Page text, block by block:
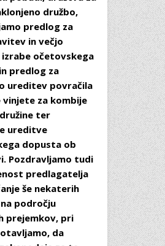
družbo,
predlog za
in večjo
očetovskega
predlog za
ureditev povračila
vinjete za kombije
ter
ureditve
dopusta ob
Pozdravljamo tudi
predlagatelja
še nekaterih
področju
prejemkov, pri
da